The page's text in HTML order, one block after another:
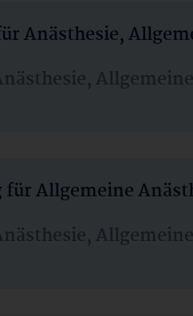
Anästhesie,
Allgemeine